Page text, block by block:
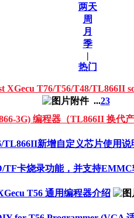
两天
周
月
季
|
热门
XGecu T76/T56/T48/TL866II
...23
3G) 编程器（TL866II 换代
TL866II新增自定义芯片使用说
TF卡烧录功能，并支持EMMC
T56 通用编程器介绍